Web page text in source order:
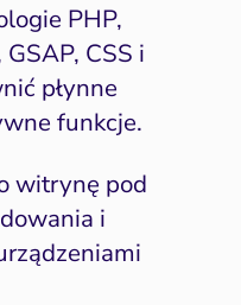
PHP,
CSS i
płynne
funkcje.
witrynę pod
i